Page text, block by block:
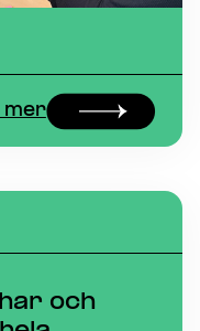
mer
och